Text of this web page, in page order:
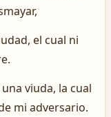
el cual ni
viuda, la cual
mi adversario.